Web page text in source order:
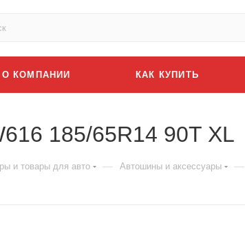
О КОМПАНИИ КАК КУПИТЬ
185/65R14 90T XL
и товары для авто — Автошины и аксессуары —